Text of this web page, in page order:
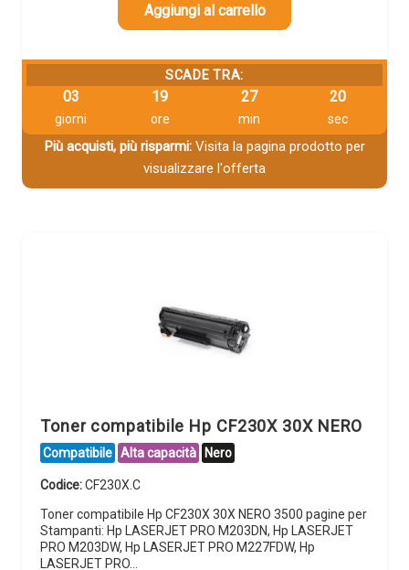
Aggiungi al carrello
SCADE TRA:
03
giorni
19
ore
27
min
20
sec
Più acquisti, più risparmi:Visita la pagina prodotto per
visualizzare l'offerta
Toner compatibile Hp CF230X 30X NERO
Compatibile Alta capacità Nero
Codice:CF230X.C
Toner compatibile Hp CF230X 30X NERO 3500 pagine per
Stampanti: Hp LASERJET PRO M203DN, Hp LASERJET
PRO M203DW, Hp LASERJET PRO M227FDW, Hp
LASERJET PRO…